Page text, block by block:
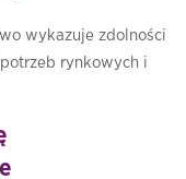
wykazuje zdolności
rynkowych i